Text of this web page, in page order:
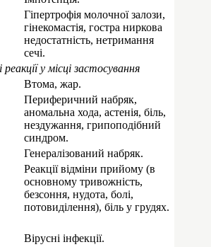
Гіпертрофія молочної залози,
гінекомастія, гостра ниркова
недостатність, нетримання
сечі.
у місці застосування
Втома, жар.
Периферичний набряк,
аномальна хода, астенія, біль,
нездужання, грипоподібний
синдром.
Генералізований набряк.
Реакції відміни прийому (в
основному тривожність,
безсоння, нудота, болі,
потовиділення), біль у грудях.
Вірусні інфекції.